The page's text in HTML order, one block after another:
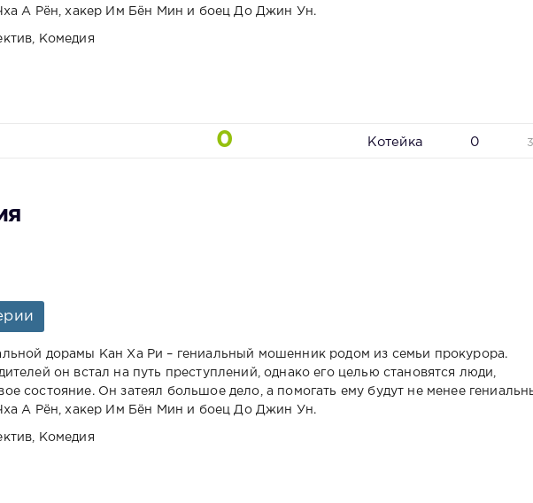
А Рён, хакер Им Бён Мин и боец До Джин Ун.
Комедия
0 Котейка 0
дорамы Кан Ха Ри – гениальный мошенник родом из семьи прокурора.
он встал на путь преступлений, однако его целью становятся люди,
состояние. Он затеял большое дело, а помогать ему будут не менее
А Рён, хакер Им Бён Мин и боец До Джин Ун.
Комедия